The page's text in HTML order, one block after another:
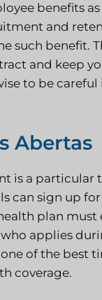
benefits
and
such benefit.
and keep
to be
Abertas
is a particular
can sign up
plan must
applies
of the best
coverage.